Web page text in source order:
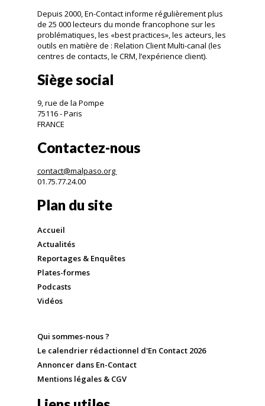
Depuis 2000, En-Contact informe régulièrement plus
de 25 000 lecteurs du monde francophone sur les
problématiques, les «best practices», les acteurs, les
outils en matière de : Relation Client Multi-canal (les
centres de contacts, le CRM, l’expérience client).
Siège social
9, rue de la Pompe
75116 - Paris
FRANCE
Contactez-nous
contact@malpaso.org
01.75.77.24.00
Plan du site
Accueil
Actualités
Reportages & Enquêtes
Plates-formes
Podcasts
Vidéos
Qui sommes-nous ?
Le calendrier rédactionnel d'En Contact 2026
Annoncer dans En-Contact
Mentions légales & CGV